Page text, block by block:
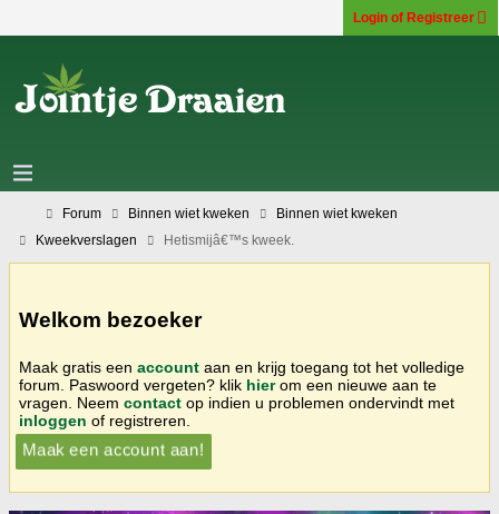
Login of Registreer
Forum Binnen wiet kweken
Binnen wiet kweken
Kweekverslagen
Hetismijâ€™s kweek.
Welkom bezoeker
Maak gratis een account aan en krijg toegang tot het volledige
forum. Paswoord vergeten? klik hierom een nieuwe aan te
vragen. Neem contact op indien u problemen ondervindt met
inloggen of registreren.
Maak een account aan!